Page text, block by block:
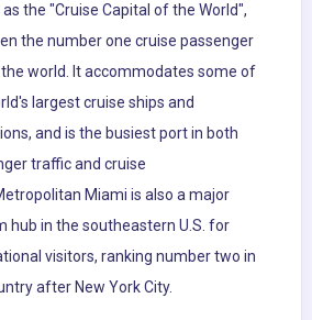
as the "Cruise Capital of the World",
the number one cruise passenger
world. It accommodates some of
largest cruise ships and
and is the busiest port in both
traffic and cruise
Miami is also a major
hub in the southeastern U.S. for
visitors, ranking number two in
after New York City.